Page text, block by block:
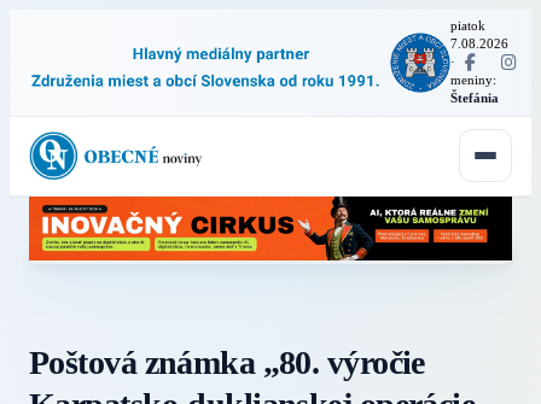
piatok
7.08.2026
·
meniny:
Štefánia
Poštová známka „80. výročie